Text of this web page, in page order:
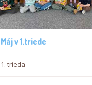
Máj v 1.triede
1. trieda